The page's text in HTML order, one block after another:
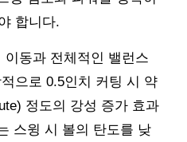
합니다.
동과 전체적인 밸런스
으로 0.5인치 커팅 시 약
정도의 강성 증가 효과
스윙 시 볼의 탄도를 낮